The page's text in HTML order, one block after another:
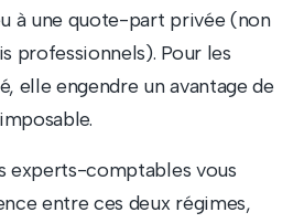
à une quote-part privée (non
professionnels). Pour les
elle engendre un avantage de
experts-comptables vous
entre ces deux régimes,